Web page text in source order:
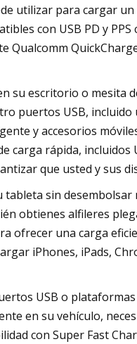
utilizar para cargar
con USB PD y
su escritorio o mesita
puertos USB,
y accesorios
rápida, incluidos
que usted y sus
sin
obtienes alfileres
ofrecer una carga
iPhones, iPads,
USB o
en su vehículo,
con Super Fast